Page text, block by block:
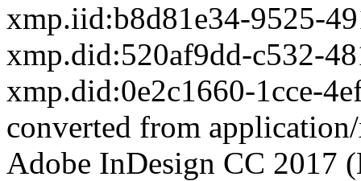
xmp.iid:b8d81e34-9525-
xmp.did:520af9dd-c532-
xmp.did:0e2c1660-1cce-
converted from
Adobe InDesign CC 2017